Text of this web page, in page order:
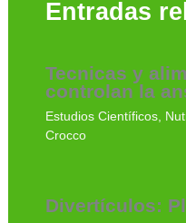
Entradas
Tecnicas y
controlan la
Estudios Científicos,
Crocco
Divertículos: